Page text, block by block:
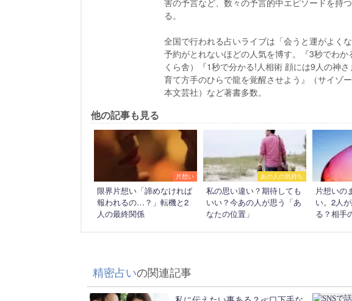
害の予言など、数々の予言的中エピソードを持
る。
全国で行われる占いライブは「会うと運がよく
予約がとれないほどの人気を博す。『3秒でわ
くら舎）『1秒で分かる!人相術 顔には9人の神
育て方手のひらで龍を覚醒させよう』（サイゾ
本文芸社）など著書多数。
他の記事も見る
片想い
限界片想い「諦めなければ
報われるの…？」転機と2
人の最終関係
あの人の気持ち
私の思い違い？期待しても
いい？今あの人が思う「あ
なたの位置」
片想いの
い。2人
る？相手
精密占いの関連記事